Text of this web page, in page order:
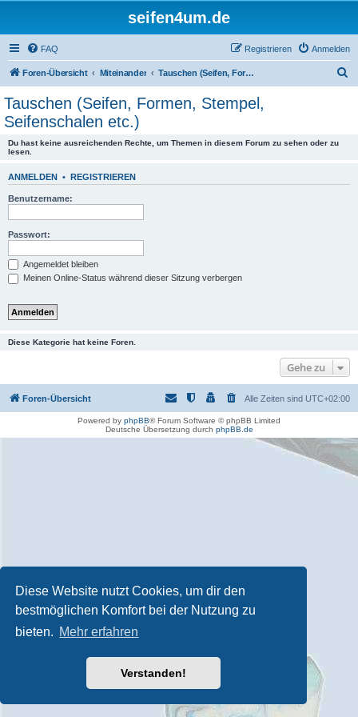
Diese Website nutzt Cookies, um dir den
bestmöglichen Komfort bei der Nutzung zu
bieten. Mehr erfahren
Verstanden!
seifen4um.de
FAQ Anmelden
Registrieren
Foren-Übersicht Miteinander Tauschen (Seifen, Formen, Stempel, Seifenschalen etc.)
Tauschen (Seifen, Formen, Stempel,
Seifenschalen etc.)
Du hast keine ausreichenden Rechte, um Themen in diesem Forum zu sehen oder zu
lesen.
ANMELDEN • REGISTRIEREN
Benutzername:
Passwort:
Angemeldet bleiben
Meinen Online-Status während dieser Sitzung verbergen
Diese Kategorie hat keine Foren.
Gehe zu
Foren-Übersicht Alle Zeiten sind UTC+02:00
Powered by phpBB® Forum Software © phpBB Limited
Deutsche Übersetzung durch phpBB.de